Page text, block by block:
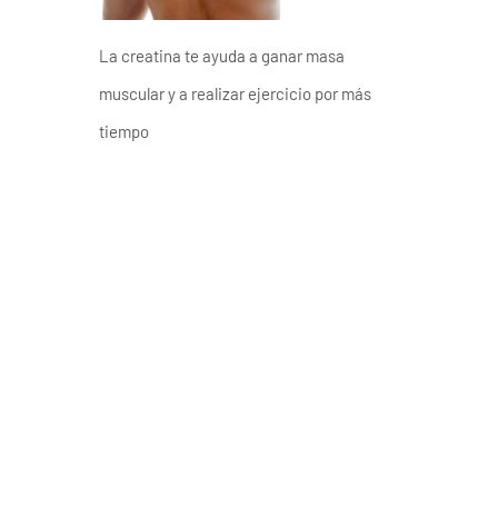
La creatina te ayuda a ganar masa
muscular y a realizar ejercicio por más
tiempo